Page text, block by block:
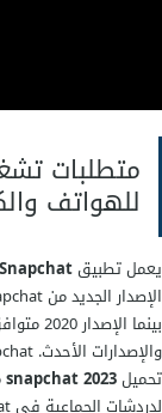
متطلبات
للهواتف
يعمل تطبيقSnapchat الرسمي
الإصدار الجديد من Snapchat مع أجهزة Android التي تعمل
تحميل2023 snapchat